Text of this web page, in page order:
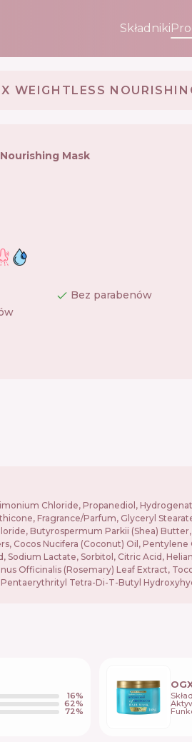
Składniki
WEIGHTLESS
Mask
Bez parabenów
Chloride, Propanediol,
Fragrance/Parfum, Glyceryl
Butyrospermum Parkii (Shea)
Cocos Nucifera (Coconut) Oil,
Lactate, Sorbitol, Citric Acid,
Officinalis (Rosemary) Leaf Extract,
Tetra-Di-T-Butyl
16%
62%
72%
Skład